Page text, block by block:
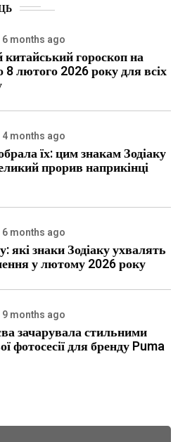
6 months ago
гороскоп на
8 лютого 2026 року для всіх
4 months ago
їх: цим знакам Зодіаку
прорив наприкінці
6 months ago
які знаки Зодіаку ухвалять
у лютому 2026 року
9 months ago
зачарувала стильними
фотосесії для бренду Puma